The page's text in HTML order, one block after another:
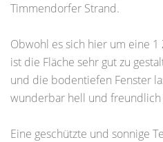
Timmendorfer Strand.
Obwohl es sich hier um eine
ist die Fläche sehr gut zu
und die bodentiefen Fenster
wunderbar hell und freundlich
Eine geschützte und sonnige